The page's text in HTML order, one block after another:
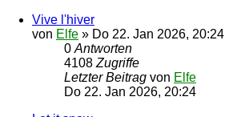
Vive l'hiver
von Elfe » Do 22. Jan 2026, 20:24
0 Antworten
4108 Zugriffe
Letzter Beitrag von Elfe
Do 22. Jan 2026, 20:24